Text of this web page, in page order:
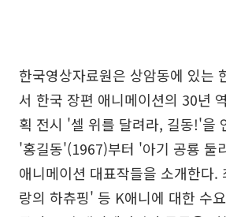
한국영상자료원은 상암동에 있는
서 한국 장편 애니메이션의 30년
획 전시 '셀 위를 달려라, 길동!'을
'홍길동'(1967)부터 '아기 공룡 둘
애니메이션 대표작들을 소개한다
랑의 하츄핑' 등 K애니에 대한 수